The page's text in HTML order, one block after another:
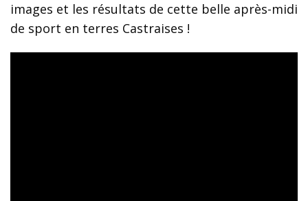
images et les résultats de cette belle après-midi
de sport en terres Castraises !